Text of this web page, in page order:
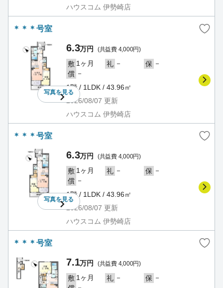
ハウスコム 伊勢崎店
＊＊＊号室
写真を見る
6.3万円 (共益費 4,000円)
敷 1ヶ月 礼 － 保 －
償 －
1階 / 1LDK / 43.96㎡
2026/08/07 更新
ハウスコム 伊勢崎店
＊＊＊号室
写真を見る
6.3万円 (共益費 4,000円)
敷 1ヶ月 礼 － 保 －
償 －
1階 / 1LDK / 43.96㎡
2026/08/07 更新
ハウスコム 伊勢崎店
＊＊＊号室
7.1万円 (共益費 4,000円)
敷 1ヶ月 礼 － 保 －